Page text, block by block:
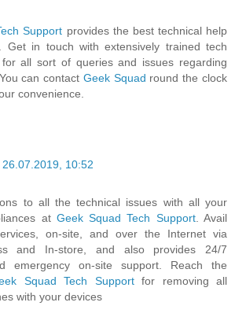
Support provides the best technical help
Get in touch with extensively trained tech
all sort of queries and issues regarding
can contact Geek Squad round the clock
convenience.
26.07.2019, 10:52
to all the technical issues with all your
at Geek Squad Tech Support. Avail
on-site, and over the Internet via
and In-store, and also provides 24/7
emergency on-site support. Reach the
Squad Tech Supportfor removing all
with your devices